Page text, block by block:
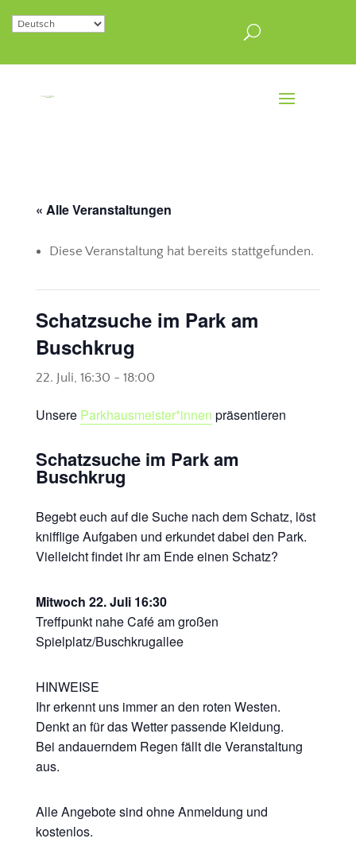
« Alle Veranstaltungen
Diese Veranstaltung hat bereits stattgefunden.
Schatzsuche im Park am
Buschkrug
22. Juli, 16:30 - 18:00
Unsere Parkhausmeister*innen präsentieren
Schatzsuche im Park am
Buschkrug
Begebt euch auf die Suche nach dem Schatz, löst
knifflige Aufgaben und erkundet dabei den Park.
Vielleicht findet ihr am Ende einen Schatz?
Mitwoch 22. Juli 16:30
Treffpunkt nahe Café am großen
Spielplatz/Buschkrugallee
HINWEISE
Ihr erkennt uns immer an den roten Westen.
Denkt an für das Wetter passende Kleidung.
Bei andauerndem Regen fällt die Veranstaltung
aus.
Alle Angebote sind ohne Anmeldung und
kostenlos.